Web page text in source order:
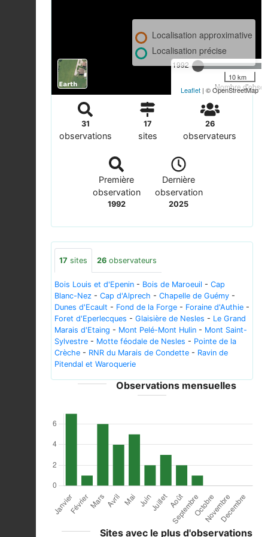
1992
Nombre
Localisation approximative
Localisation précise
10 km
Leaflet | © OpenStreetMap
31
observations
17
sites
26
observateurs
Première
observation
1992
Dernière
observation
2025
17 sites 26 observateurs
Bois Louis et d'Epenin - Bois de Maroeuil - Cap
Blanc-Nez - Cap d'Alprech - Chapelle de Guémy -
Dunes d'Ecault - Fond de la Forge - Foraine d'Authie -
Foret d'Eperlecques - Glaisière de Nesles - Le Grand
Marais d'Etaing - Mont Pelé-Mont Hulin - Mont Saint-
Sylvestre - Motte féodale de Nesles - Pointe de la
Crèche - RNR du Marais de Condette - Ravin de
Pitendal et Waroquerie
Observations mensuelles
Sites avec le plus d'observations